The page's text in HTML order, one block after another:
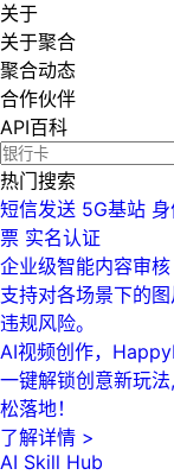
关于
关于聚合
聚合动态
合作伙伴
API百科
热门搜索
短信发送 5G基站
票 实名认证
企业级智能内容审核
支持对各场景下的
违规风险。
AI视频创作，
一键解锁创意新玩
松落地！
了解详情 >
AI Skill Hub